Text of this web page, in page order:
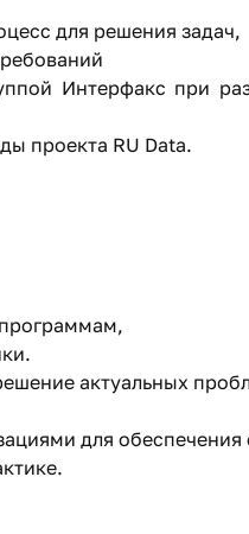
для решения задач,
Интерфакс при
проекта RU Data.
актуальных
для обеспечения